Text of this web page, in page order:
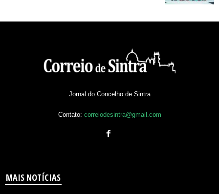
Jornal do Concelho de Sintra
Contato: correiodesintra@gmail.com
MAIS NOTÍCIAS